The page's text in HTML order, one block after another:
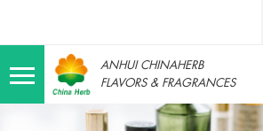
ANHUI CHINAHERB
FLAVORS & FRAGRANCES